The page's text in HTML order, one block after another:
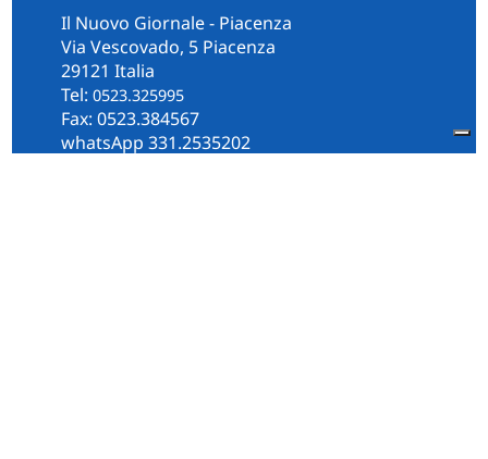
Il Nuovo Giornale - Piacenza
Via Vescovado, 5 Piacenza
29121 Italia
Tel: 0523.325995
Fax: 0523.384567
whatsApp 331.2535202